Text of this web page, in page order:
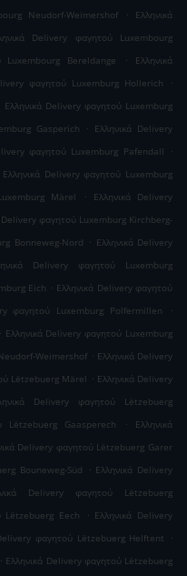
Neudorf-Weimershof .
Ελληνικά
Delivery φαγητού Luxembourg
Luxembourg Bereldange .
Ελληνικά
φαγητού Luxemburg Hollerich
.
Ελληνικά Delivery φαγητού Luxemburg
Gasperich . Ελληνικά Delivery
φαγητού Luxemburg Pafendall
.
Ελληνικά Delivery φαγητού Luxemburg
Märel .
Ελληνικά Delivery
Delivery φαγητού Luxemburg Kirchberg-
Bonneweg-Nord . Ελληνικά Delivery
Delivery φαγητού Luxemburg
Eich . Ελληνικά Delivery φαγητού
φαγητού Luxemburg Polfermillen
.
. Ελληνικά Delivery φαγητού Luxemburg
Weimershof . Ελληνικά Delivery
Lëtzebuerg Märel . Ελληνικά Delivery
Delivery φαγητού Lëtzebuerg
Lëtzebuerg Gaasperech .
Ελληνικά
Delivery φαγητού Lëtzebuerg Garer
Bouneweg-Süd . Ελληνικά Delivery
Delivery φαγητού Lëtzebuerg
Lëtzebuerg Eech . Ελληνικά Delivery
φαγητού Lëtzebuerg Helftent
.
. Ελληνικά Delivery φαγητού Lëtzebuerg